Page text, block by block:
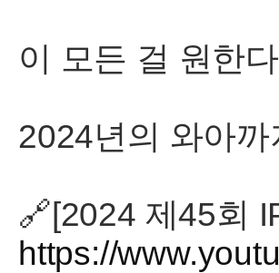
이 모든 걸 원한
2024년의 와아
🔗[2024 제45회
https://